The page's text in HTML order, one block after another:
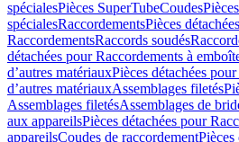
spécialesPièces SuperTubeCoudesPièces
spécialesRaccordementsPièces
RaccordementsRaccords soudés
détachées pour Raccordements à
d’autres matériauxPièces détachées
d’autres matériauxAssemblages filetés
Assemblages filetésAssemblages de
aux appareilsPièces détachées pour
appareilsCoudes de raccordementPièces